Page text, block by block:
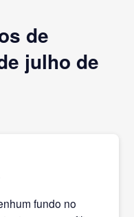
de
julho de
fundo no